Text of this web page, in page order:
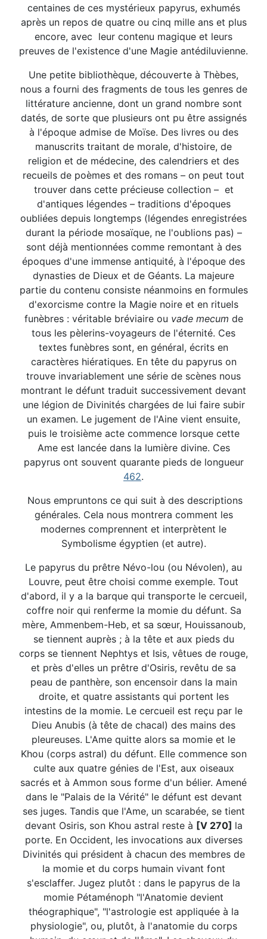
centaines de ces mystérieux papyrus, exhumés
après un repos de quatre ou cinq mille ans et plus
encore, avec leur contenu magique et leurs
preuves de l'existence d'une Magie antédiluvienne.
Une petite bibliothèque, découverte à Thèbes,
nous a fourni des fragments de tous les genres de
littérature ancienne, dont un grand nombre sont
datés, de sorte que plusieurs ont pu être assignés
à l'époque admise de Moïse. Des livres ou des
manuscrits traitant de morale, d'histoire, de
religion et de médecine, des calendriers et des
recueils de poèmes et des romans – on peut tout
trouver dans cette précieuse collection – et
d'antiques légendes – traditions d'époques
oubliées depuis longtemps (légendes enregistrées
durant la période mosaïque, ne l'oublions pas) –
sont déjà mentionnées comme remontant à des
époques d'une immense antiquité, à l'époque des
dynasties de Dieux et de Géants. La majeure
partie du contenu consiste néanmoins en formules
d'exorcisme contre la Magie noire et en rituels
funèbres : véritable bréviaire ou vade mecum de
tous les pèlerins-voyageurs de l'éternité. Ces
textes funèbres sont, en général, écrits en
caractères hiératiques. En tête du papyrus on
trouve invariablement une série de scènes nous
montrant le défunt traduit successivement devant
une légion de Divinités chargées de lui faire subir
un examen. Le jugement de l'Aine vient ensuite,
puis le troisième acte commence lorsque cette
Ame est lancée dans la lumière divine. Ces
papyrus ont souvent quarante pieds de longueur
462.
Nous empruntons ce qui suit à des descriptions
générales. Cela nous montrera comment les
modernes comprennent et interprètent le
Symbolisme égyptien (et autre).
Le papyrus du prêtre Névo-lou (ou Névolen), au
Louvre, peut être choisi comme exemple. Tout
d'abord, il y a la barque qui transporte le cercueil,
coffre noir qui renferme la momie du défunt. Sa
mère, Ammenbem-Heb, et sa sœur, Houissanoub,
se tiennent auprès ; à la tête et aux pieds du
corps se tiennent Nephtys et Isis, vêtues de rouge,
et près d'elles un prêtre d'Osiris, revêtu de sa
peau de panthère, son encensoir dans la main
droite, et quatre assistants qui portent les
intestins de la momie. Le cercueil est reçu par le
Dieu Anubis (à tête de chacal) des mains des
pleureuses. L'Ame quitte alors sa momie et le
Khou (corps astral) du défunt. Elle commence son
culte aux quatre génies de l'Est, aux oiseaux
sacrés et à Ammon sous forme d'un bélier. Amené
dans le "Palais de la Vérité" le défunt est devant
ses juges. Tandis que l'Ame, un scarabée, se tient
devant Osiris, son Khou astral reste à [V 270] la
porte. En Occident, les invocations aux diverses
Divinités qui président à chacun des membres de
la momie et du corps humain vivant font
s'esclaffer. Jugez plutôt : dans le papyrus de la
momie Pétaménoph "l'Anatomie devient
théographique", "l'astrologie est appliquée à la
physiologie", ou, plutôt, à l'anatomie du corps